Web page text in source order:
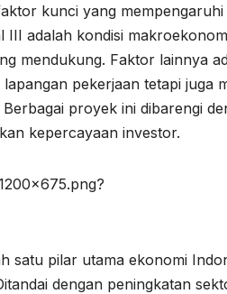
kunci yang
adalah kondisi
mendukung. Faktor lainnya
pekerjaan tetapi juga
proyek ini dibarengi
kepercayaan investor.
satu pilar utama ekonomi
dengan peningkatan